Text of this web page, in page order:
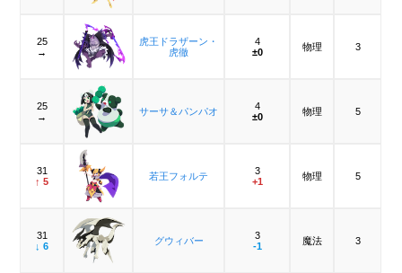
25
→
虎王ドラザーン・
虎徹
4
±0
物理 3
25
→
サーサ＆パンパオ
4
±0
物理 5
31
↑ 5
若王フォルテ
3
+1
物理 5
31
↓ 6
グウィバー
3
-1
魔法 3